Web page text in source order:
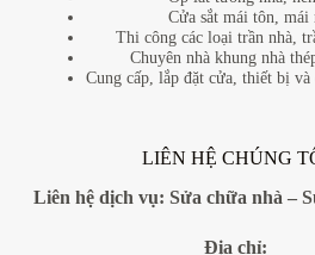
Cửa sắt mái tôn, mái
Thi công các loại trần nhà,
Chuyên nhà khung nhà
Cung cấp, lắp đặt cửa, thiết bị
LIÊN HỆ CHÚNG
Liên hệ dịch vụ: Sửa chữa nhà –
Địa chỉ: